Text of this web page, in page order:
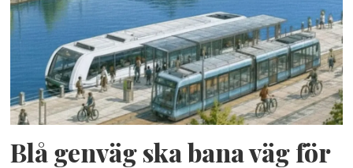
Blå genväg ska bana väg för